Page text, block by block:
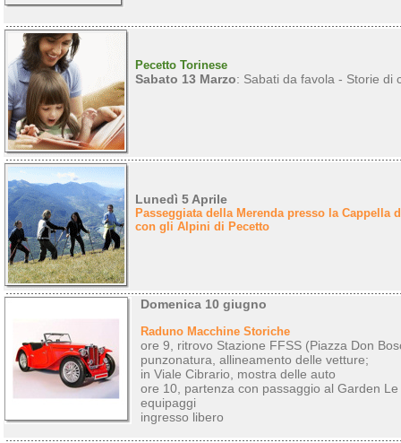
Pecetto Torinese
Sabato 13 Marzo: Sabati da favola - Storie di
Lunedì 5 Aprile
Passeggiata della Merenda presso la Cappella
con gli Alpini di Pecetto
Domenica 10 giugno
Raduno Macchine Storiche
ore 9, ritrovo Stazione FFSS (Piazza Don
punzonatura, allineamento delle vetture;
in Viale Cibrario, mostra delle auto
ore 10, partenza con passaggio al Garden
equipaggi
ingresso libero